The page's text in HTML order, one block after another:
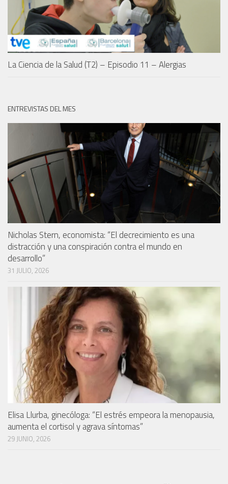
La Ciencia de la Salud (T2) – Episodio 11 – Alergias
ENTREVISTAS DEL MES
Nicholas Stern, economista: “El decrecimiento es una
distracción y una conspiración contra el mundo en
desarrollo”
31 JULIO, 2026
Elisa Llurba, ginecóloga: “El estrés empeora la menopausia,
aumenta el cortisol y agrava síntomas”
29 JUNIO, 2026